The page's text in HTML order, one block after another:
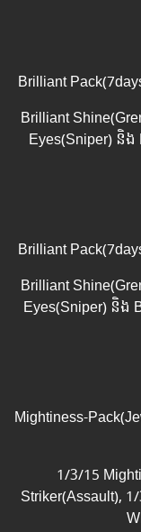
Brilliant
Brilliant
Eyes(Sniper) និង
Brilliant
Brilliant
Eyes(Sniper) និង
Mightiness-
1/3/15
Striker(Assault),